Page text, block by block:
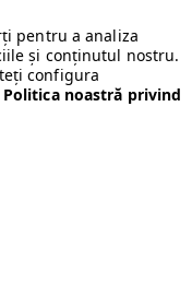
pentru a analiza
și conținutul nostru.
configura
Politica noastră privind
brand